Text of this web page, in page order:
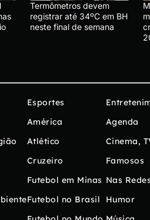
Termômetros devem
registrar até 34ºC em BH
neste final de semana
Esportes
América
Atlético
Cruzeiro
Futebol em Minas
Futebol no Brasil
Agenda
Cinema,
Famosos
Nas Redes
Humor